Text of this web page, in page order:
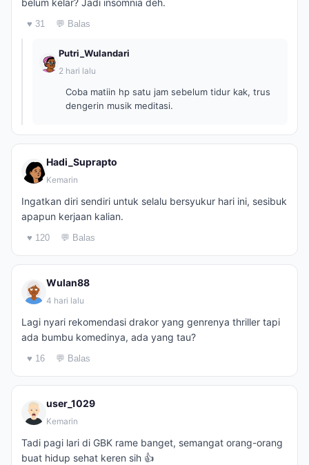
belum kelar? Jadi insomnia deh.
♥ 31 💬 Balas
Putri_Wulandari
2 hari lalu
Coba matiin hp satu jam sebelum tidur kak, trus
dengerin musik meditasi.
Hadi_Suprapto
Kemarin
Ingatkan diri sendiri untuk selalu bersyukur hari ini, sesibuk
apapun kerjaan kalian.
♥ 120 💬 Balas
Wulan88
4 hari lalu
Lagi nyari rekomendasi drakor yang genrenya thriller tapi
ada bumbu komedinya, ada yang tau?
♥ 16 💬 Balas
user_1029
Kemarin
Tadi pagi lari di GBK rame banget, semangat orang-orang
buat hidup sehat keren sih 👍